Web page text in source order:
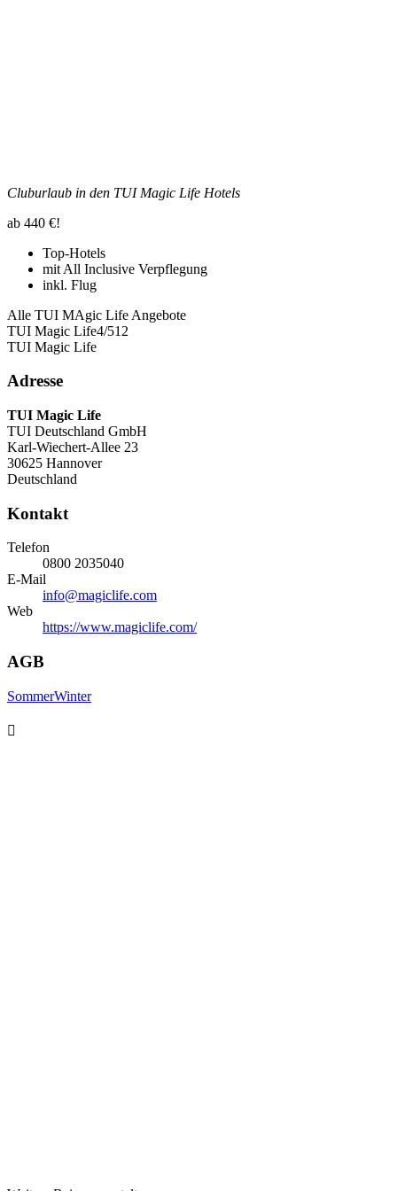
Cluburlaub in den TUI Magic Life Hotels
ab 440 €!
Top-Hotels
mit All Inclusive Verpflegung
inkl. Flug
Alle TUI MAgic Life Angebote
TUI Magic Life4/512
TUI Magic Life
Adresse
TUI Magic Life
TUI Deutschland GmbH
Karl-Wiechert-Allee 23
30625 Hannover
Deutschland
Kontakt
Telefon
0800 2035040
E-Mail
info@magiclife.com
Web
https://www.magiclife.com/
AGB
SommerWinter